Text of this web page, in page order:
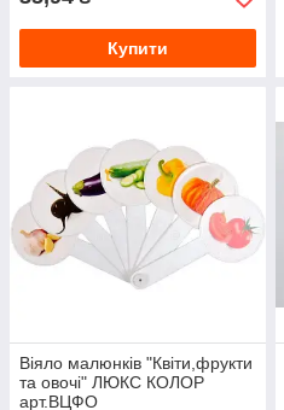
Купити
Віяло малюнків "Квіти,фрукти
та овочі" ЛЮКС КОЛОР
арт.ВЦФО